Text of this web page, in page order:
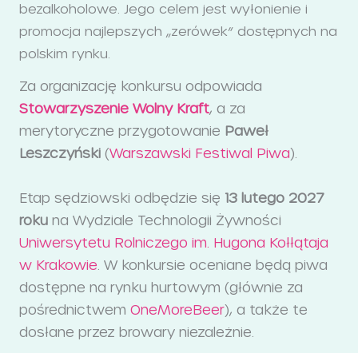
bezalkoholowe. Jego celem jest wyłonienie i
promocja najlepszych „zerówek” dostępnych na
polskim rynku.
Za organizację konkursu odpowiada
Stowarzyszenie Wolny Kraft, a za
merytoryczne przygotowanie Paweł
Leszczyński (Warszawski Festiwal Piwa).
Etap sędziowski odbędzie się 13 lutego 2027
roku na Wydziale Technologii Żywności
Uniwersytetu Rolniczego im. Hugona Kołłątaja
w Krakowie . W konkursie oceniane będą piwa
dostępne na rynku hurtowym (głównie za
pośrednictwem OneMoreBeer), a także te
dosłane przez browary niezależnie.